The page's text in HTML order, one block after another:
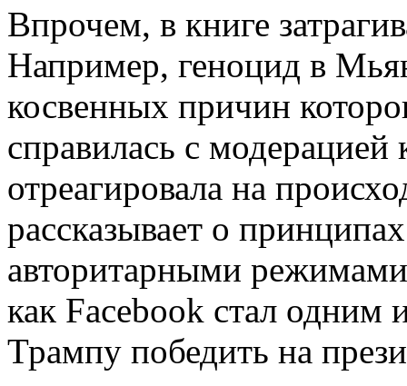
Впрочем, в книге
Например, геноцид в
косвенных причин
справилась с
отреагировала на
рассказывает о
авторитарными
как Facebook стал одним
Трампу победить на